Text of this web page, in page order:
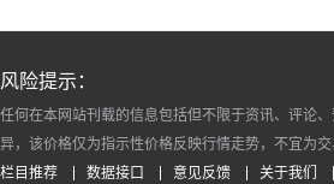
风险提示：
任何在本网站刊载的信息包括但不限于资讯、评论
异，该价格仅为指示性价格反映行情走势，不宜为
栏目推荐
数据接口 意见反馈 关于我们